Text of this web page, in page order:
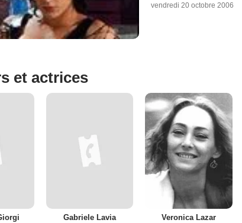
vendredi 20 octobre 2006
et actrices
Gabriele Lavia Veronica Lazar